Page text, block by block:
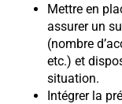
Mettre en
assurer un
(nombre
etc.) et
situation.
Intégrer la